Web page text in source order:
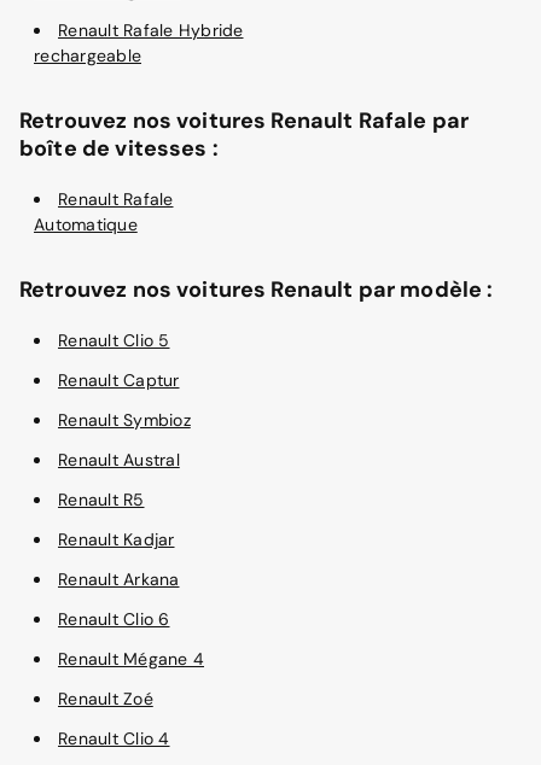
Renault Rafale Hybride
rechargeable
Retrouvez nos voitures Renault Rafale par
boîte de vitesses :
Renault Rafale
Automatique
Retrouvez nos voitures Renault par modèle :
Renault Clio 5
Renault Captur
Renault Symbioz
Renault Austral
Renault R5
Renault Kadjar
Renault Arkana
Renault Clio 6
Renault Mégane 4
Renault Zoé
Renault Clio 4